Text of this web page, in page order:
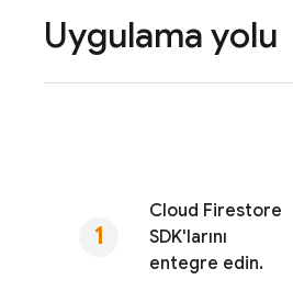
Uygulama yolu
Cloud Firestore
SDK'larını
entegre edin.